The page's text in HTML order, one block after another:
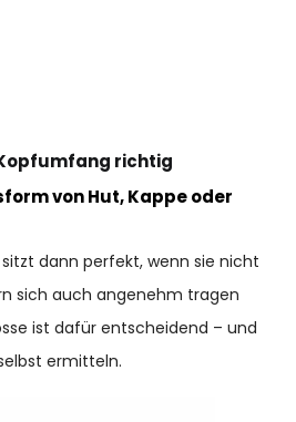
richtig
von Hut, Kappe oder
dann perfekt, wenn sie nicht
sich auch angenehm tragen
ist dafür entscheidend – und
ermitteln.